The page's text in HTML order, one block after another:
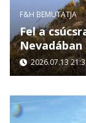
F&H BEMUTATJA
Fel a
Nevadában
2026.07.13